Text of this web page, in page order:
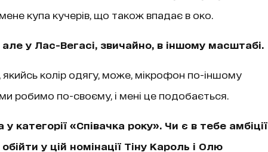
купа кучерів, що також впадає в око.
але у Лас-Вегасі, звичайно, в іншому масштабі.
колір одягу, може, мікрофон по-іншому
робимо по-своєму, і мені це подобається.
категорії «Співачка року». Чи є в тебе амбіції
у цій номінації Тіну Кароль і Олю